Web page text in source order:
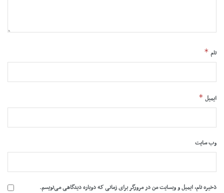
نام *
ایمیل *
وب‌ سایت
ذخیره نام، ایمیل و وبسایت من در مرورگر برای زمانی که دوباره دیدگاهی می‌نویسم.